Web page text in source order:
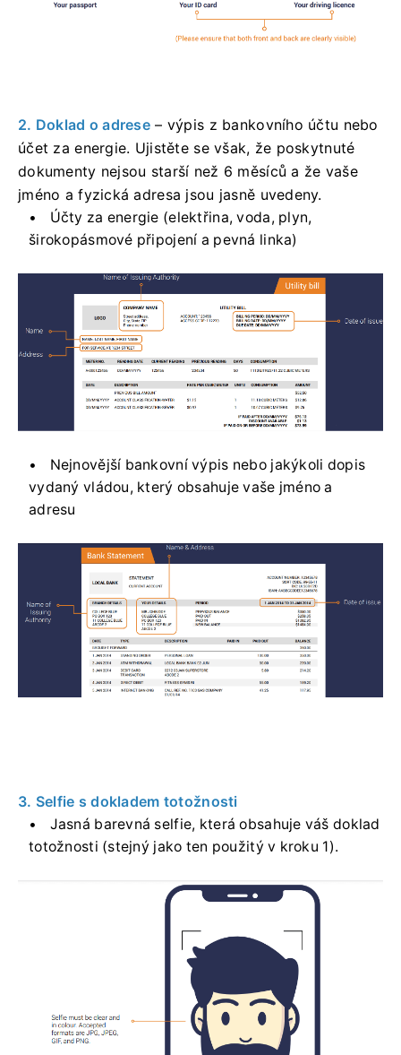
2. Doklad o adrese – výpis z bankovního účtu nebo
účet za energie. Ujistěte se však, že poskytnuté
dokumenty nejsou starší než 6 měsíců a že vaše
jméno a fyzická adresa jsou jasně uvedeny.
Účty za energie (elektřina, voda, plyn,
širokopásmové připojení a pevná linka)
Nejnovější bankovní výpis nebo jakýkoli dopis
vydaný vládou, který obsahuje vaše jméno a
adresu
3. Selfie s dokladem totožnosti
Jasná barevná selfie, která obsahuje váš doklad
totožnosti (stejný jako ten použitý v kroku 1).